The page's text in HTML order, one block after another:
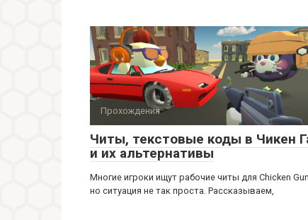
Прохождения
Читы, текстовые коды в Чикен
и их альтернативы
Многие игроки ищут рабочие читы для Chicken
но ситуация не так проста. Рассказываем,